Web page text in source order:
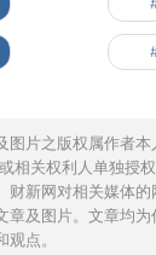
图片之版权属作者
相关权利人单独授
财新网对相关媒体
章及图片。文章均为
点。